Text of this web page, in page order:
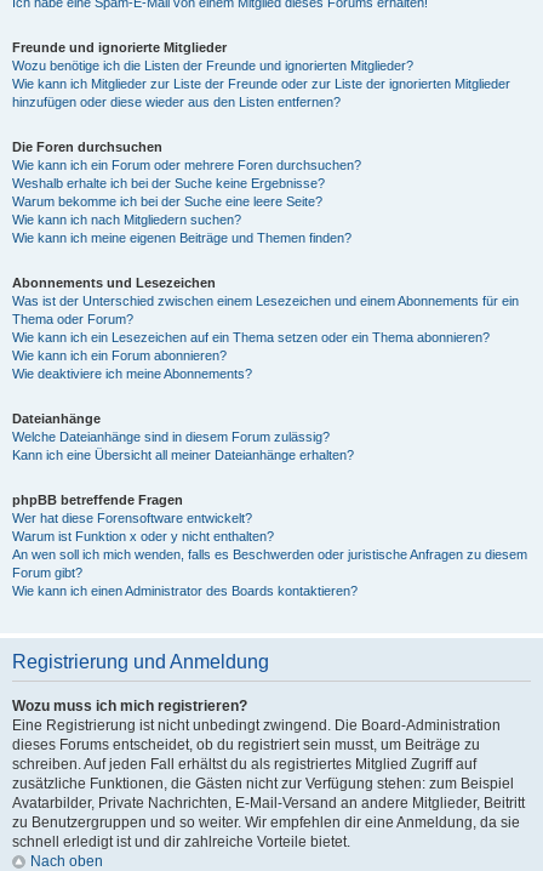
Freunde und ignorierte Mitglieder
Wozu benötige ich die Listen der Freunde und ignorierten Mitglieder?
Wie kann ich Mitglieder zur Liste der Freunde oder zur Liste der ignorierten Mitglieder
hinzufügen oder diese wieder aus den Listen entfernen?
Die Foren durchsuchen
Wie kann ich ein Forum oder mehrere Foren durchsuchen?
Weshalb erhalte ich bei der Suche keine Ergebnisse?
Warum bekomme ich bei der Suche eine leere Seite?
Wie kann ich nach Mitgliedern suchen?
Wie kann ich meine eigenen Beiträge und Themen finden?
Abonnements und Lesezeichen
Was ist der Unterschied zwischen einem Lesezeichen und einem Abonnements für ein
Thema oder Forum?
Wie kann ich ein Lesezeichen auf ein Thema setzen oder ein Thema abonnieren?
Wie kann ich ein Forum abonnieren?
Wie deaktiviere ich meine Abonnements?
Dateianhänge
Welche Dateianhänge sind in diesem Forum zulässig?
Kann ich eine Übersicht all meiner Dateianhänge erhalten?
phpBB betreffende Fragen
Wer hat diese Forensoftware entwickelt?
Warum ist Funktion x oder y nicht enthalten?
An wen soll ich mich wenden, falls es Beschwerden oder juristische Anfragen zu diesem
Forum gibt?
Wie kann ich einen Administrator des Boards kontaktieren?
Registrierung und Anmeldung
Wozu muss ich mich registrieren?
Eine Registrierung ist nicht unbedingt zwingend. Die Board-Administration
dieses Forums entscheidet, ob du registriert sein musst, um Beiträge zu
schreiben. Auf jeden Fall erhältst du als registriertes Mitglied Zugriff auf
zusätzliche Funktionen, die Gästen nicht zur Verfügung stehen: zum Beispiel
Avatarbilder, Private Nachrichten, E-Mail-Versand an andere Mitglieder, Beitritt
zu Benutzergruppen und so weiter. Wir empfehlen dir eine Anmeldung, da sie
schnell erledigt ist und dir zahlreiche Vorteile bietet.
Nach oben